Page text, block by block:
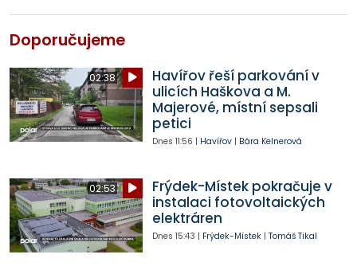
Doporučujeme
02:38
Havířov řeší parkování v
ulicích Haškova a M.
Majerové, místní sepsali
petici
Dnes 11:56 | Havířov| Bára Kelnerová
02:53
Frýdek-Místek pokračuje v
instalaci fotovoltaických
elektráren
Dnes 15:43 | Frýdek-Místek| Tomáš Tikal